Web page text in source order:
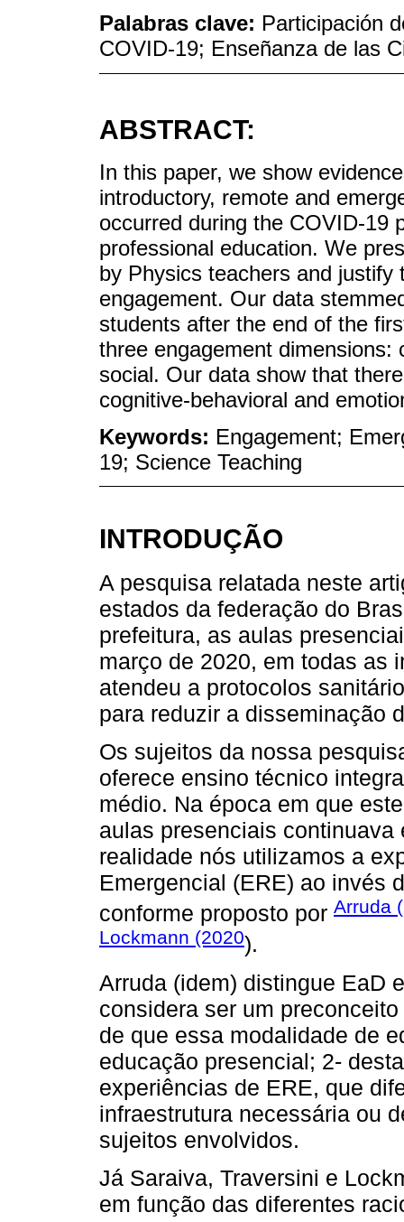
Palabras clave: Participación
COVID-19; Enseñanza de las
ABSTRACT:
In this paper, we show
introductory, remote and
occurred during the COVID-19
professional education. We
by Physics teachers and
engagement. Our data
students after the end of the
three engagement dimensions:
social. Our data show that
cognitive-behavioral and
Keywords: Engagement;
19; Science Teaching
INTRODUÇÃO
A pesquisa relatada neste
estados da federação do
prefeitura, as aulas
março de 2020, em todas as
atendeu a protocolos
para reduzir a disseminação
Os sujeitos da nossa
oferece ensino técnico
médio. Na época em que
aulas presenciais
realidade nós utilizamos a
Emergencial (ERE) ao invés
conforme proposto por Arruda
Lockmann (2020).
Arruda (idem) distingue EaD
considera ser um
de que essa modalidade de
educação presencial; 2-
experiências de ERE, que
infraestrutura necessária ou
sujeitos envolvidos.
Já Saraiva, Traversini e
em função das diferentes